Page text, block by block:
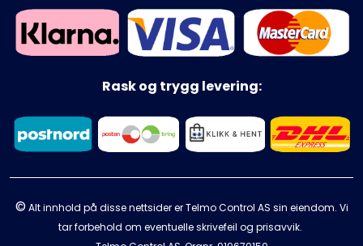
Rask og trygg levering:
© Alt innhold på disse nettsider er Telmo Control AS sin eiendom. Vi
tar forbehold om eventuelle skrivefeil og prisavvik.